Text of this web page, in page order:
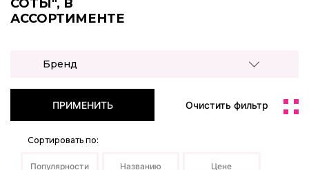
СОТЫ", В
АССОРТИМЕНТЕ
Бренд
ПРИМЕНИТЬ Очистить фильтр
Сортировать по:
Популярности Названию Цене